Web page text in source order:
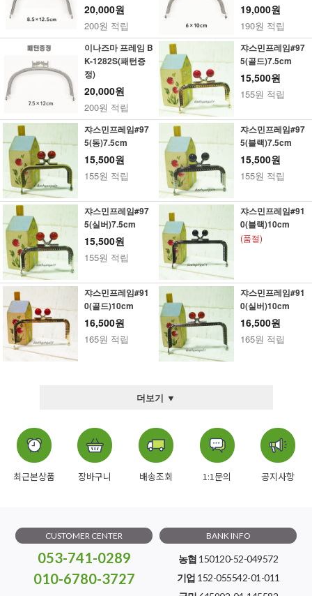
20,000원
200원 적립
19,000원
190원 적립
이나즈마 프레임 B
K-1282S(패턴증
정)
20,000원
200원 적립
쟈스민프레임#97
5(골드)7.5cm
15,500원
155원 적립
쟈스민프레임#97
5(동)7.5cm
15,500원
155원 적립
쟈스민프레임#97
5(블랙)7.5cm
15,500원
155원 적립
쟈스민프레임#97
5(실버)7.5cm
15,500원
155원 적립
쟈스민프레임#91
0(블랙)10cm
(품절)
쟈스민프레임#91
0(골드)10cm
16,500원
165원 적립
쟈스민프레임#91
0(실버)10cm
16,500원
165원 적립
더보기 ▼
최근본상품 장바구니 배송조회 1:1문의 공지사항
CUSTOMER CENTER
053-741-0289
010-6780-3727
BANK INFO
농협 150120-52-049572
기업 152-055542-01-011